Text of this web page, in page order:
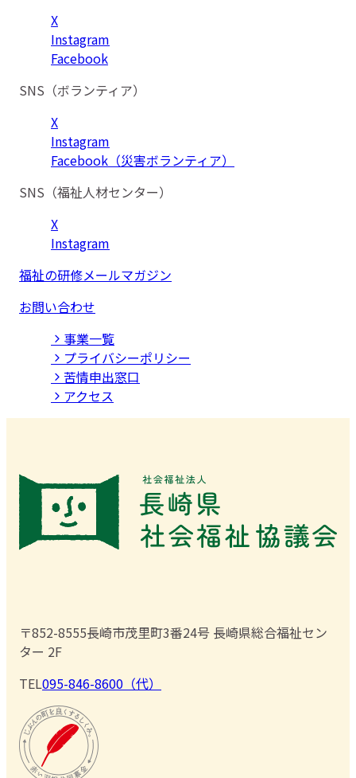
X
Instagram
Facebook
SNS（ボランティア）
X
Instagram
Facebook（災害ボランティア）
SNS（福祉人材センター）
X
Instagram
福祉の研修メールマガジン
お問い合わせ
事業⼀覧
プライバシーポリシー
苦情申出窓口
アクセス
〒852-8555長崎市茂里町3番24号 長崎県総合福祉セン
ター 2F
TEL095-846-8600（代）